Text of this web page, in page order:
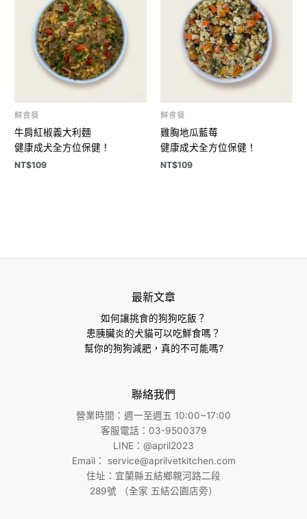
鮮食餐
牛肩紅椒義大利麵
健康成犬全方位保健！
NT$109
鮮食餐
雞胸地瓜藍莓
健康成犬全方位保健！
NT$109
最新文章
如何讓挑食的狗狗吃飯？
患胰臟炎的犬貓可以吃鮮食嗎？
幫你的狗狗減肥，真的不可能嗎?
聯絡我們
營業時間：週一至週五 10:00~17:00
客服電話：03-9500379
LINE：@april2023
Email： service@aprilvetkitchen.com
住址：宜蘭縣五結鄉親河路二段
289號 （全家 五結公園店旁）